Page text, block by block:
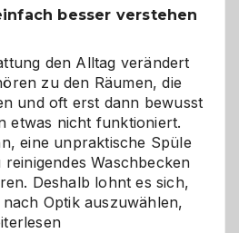
besser verstehen
den Alltag verändert
zu den Räumen, die
und oft erst dann bewusst
etwas nicht funktioniert.
eine unpraktische Spüle
Waschbecken
Deshalb lohnt es sich,
Optik auszuwählen,